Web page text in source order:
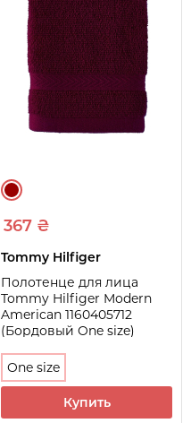
367 ₴
Tommy Hilfiger
Полотенце для лица
Tommy Hilfiger Modern
American 1160405712
(Бордовый One size)
One size
Купить